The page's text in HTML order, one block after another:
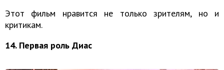
Этот фильм нравится не только зрителям, но и
критикам.
14. Первая роль Диас